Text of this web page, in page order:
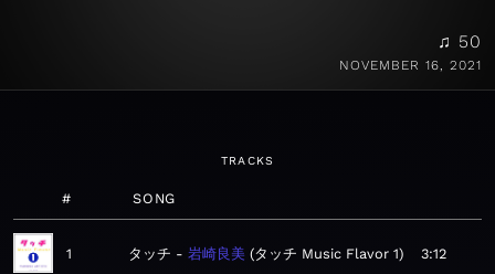
♫ 50
NOVEMBER 16, 2021
TRACKS
# SONG
1 タッチ 岩崎良美 タッチ Music Flavor 1 3:12